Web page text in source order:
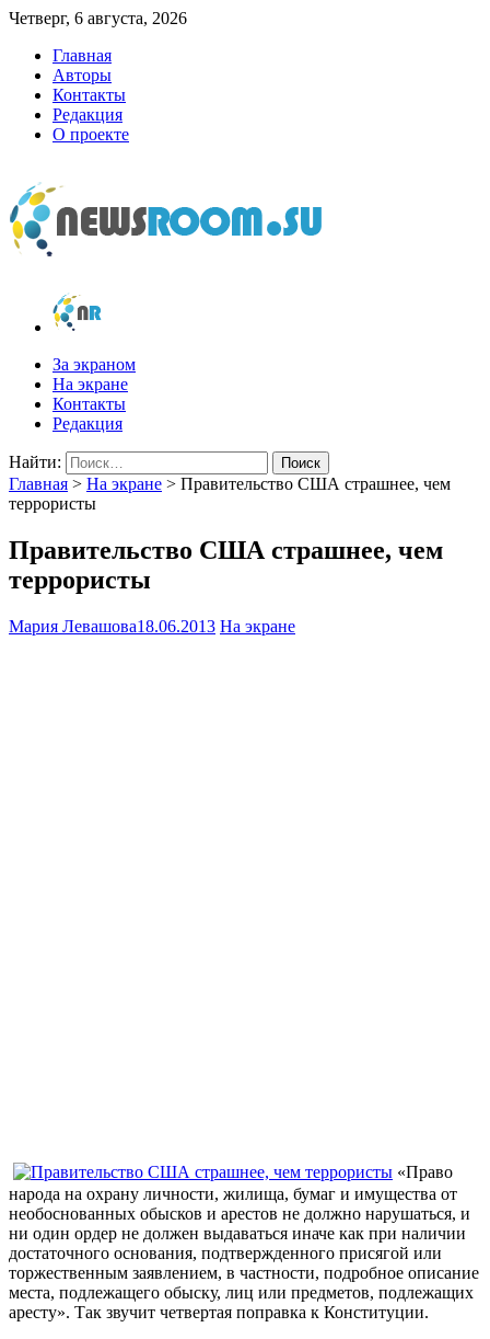
Четверг, 6 августа, 2026
Главная
Авторы
Контакты
Редакция
О проекте
newsroom.su
Новости о новостях
За экраном
На экране
Контакты
Редакция
Найти:
Главная > На экране > Правительство США страшнее, чем
террористы
Правительство США страшнее, чем
террористы
Мария Левашова18.06.2013 На экране
«Право
народа на охрану личности, жилища, бумаг и имущества от
необоснованных обысков и арестов не должно нарушаться, и
ни один ордер не должен выдаваться иначе как при наличии
достаточного основания, подтвержденного присягой или
торжественным заявлением, в частности, подробное описание
места, подлежащего обыску, лиц или предметов, подлежащих
аресту». Так звучит четвертая поправка к Конституции.